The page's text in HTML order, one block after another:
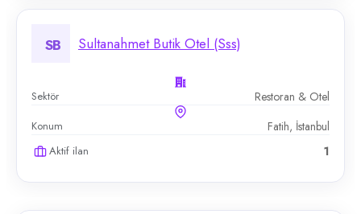
SB Sultanahmet Butik Otel (Sss)
Sektör Restoran & Otel
Konum Fatih, İstanbul
Aktif ilan 1